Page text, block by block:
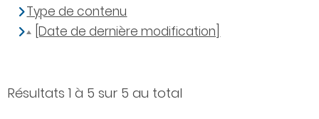
Résultats 1 à 5 sur 5 au total
Type de contenu
[Date de dernière modification]